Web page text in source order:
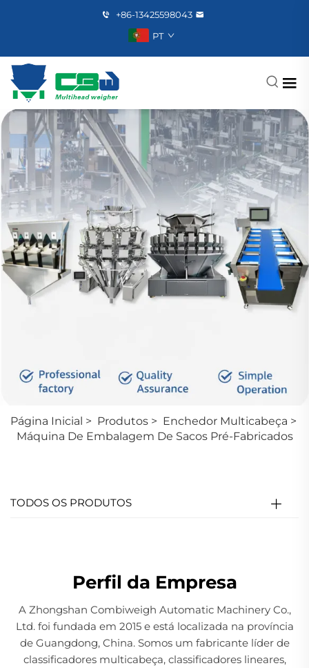
+86-13425598043
PT
Página Inicial > Produtos> Enchedor Multicabeça >
Máquina De Embalagem De Sacos Pré-Fabricados
TODOS OS PRODUTOS
Perfil da Empresa
A Zhongshan Combiweigh Automatic Machinery Co.,
Ltd. foi fundada em 2015 e está localizada na província
de Guangdong, China. Somos um fabricante líder de
classificadores multicabeça, classificadores lineares,